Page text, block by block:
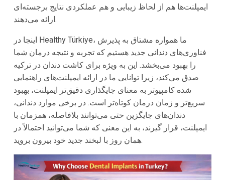
ایمپلنت‌ها هم از لحاظ زیبایی و هم عملکردی نتایج برجسته‌ای
ارائه می‌دهند.
اینجا در Healthy Türkiye، ما همواره مشتاق به پذیرش
فناوری‌های دندانی جدید هستیم که تجربه و نتیجه درمان شما
را بهبود می‌بخشد. این به ویژه برای کاشت دندان در ترکیه
صدق می‌کند، زیرا توانایی ما در ارائه ایمپلنت‌های راهنمایی
شده کامپیوتر به معنای جایگذاری دقیق‌تر ایمپلنت، بهبود
سریع‌تر و زمان درمان کوتاه‌تر است. در برخی موارد دندانی،
دندان‌های جایگزین حتی می‌توانند بلافاصله، همزمان با
ایمپلنت، قرار گیرند، به این معنی که شما می‌توانید احتمالاً در
همان روز با لبخند جدید خود بیرون بروید.